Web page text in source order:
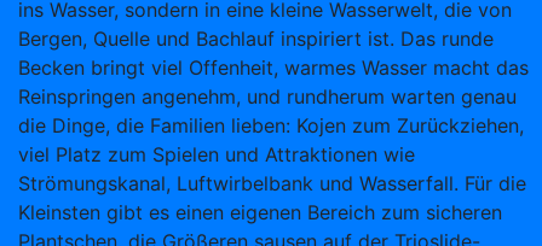
ins Wasser, sondern in eine kleine Wasserwelt, die von
Bergen, Quelle und Bachlauf inspiriert ist. Das runde
Becken bringt viel Offenheit, warmes Wasser macht das
Reinspringen angenehm, und rundherum warten genau
die Dinge, die Familien lieben: Kojen zum Zurückziehen,
viel Platz zum Spielen und Attraktionen wie
Strömungskanal, Luftwirbelbank und Wasserfall. Für die
Kleinsten gibt es einen eigenen Bereich zum sicheren
Plantschen, die Größeren sausen auf der Trioslide-